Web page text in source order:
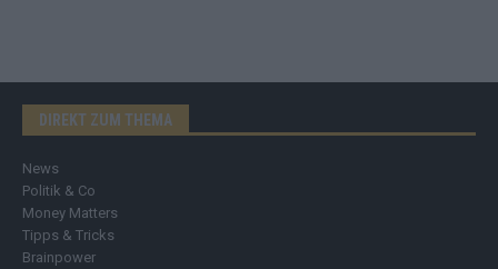
DIREKT ZUM THEMA
News
Politik & Co
Money Matters
Tipps & Tricks
Brainpower